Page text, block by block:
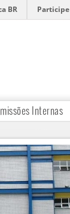
BR Participe
Internas